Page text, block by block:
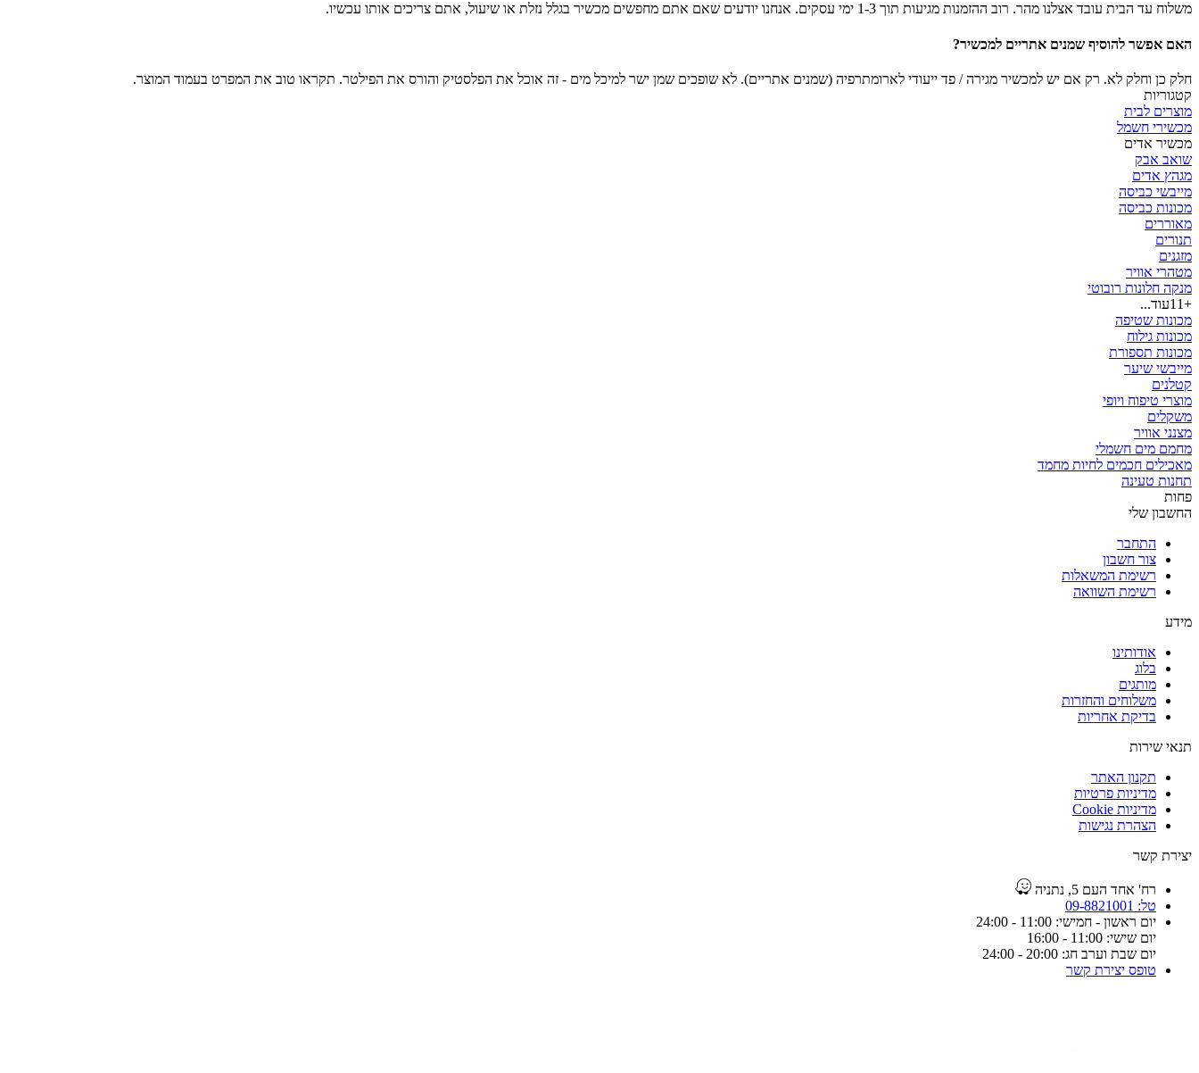
משלוח עד הבית עובד אצלנו מהר. רוב ההזמנות מגיעות תוך 1-3 ימי עסקים. אנחנו יודעים שאם אתם מחפשים מכשיר בגלל נזלת או שיעול, אתם צריכים אותו עכשיו.
האם אפשר להוסיף שמנים אתריים למכשיר?
חלק כן וחלק לא. רק אם יש למכשיר מגירה / פד ייעודי לארומתרפיה (שמנים אתריים). לא שופכים שמן ישר למיכל מים - זה אוכל את הפלסטיק והורס את הפילטר. תקראו טוב את המפרט בעמוד המוצר.
קטגוריות
מוצרים לבית
מכשירי חשמל
‏מכשיר אדים
שואב אבק
מגהץ אדים
מייבשי כביסה
מכונות כביסה
מאוררים
תנורים
מזגנים
מטהרי אוויר
מנקה חלונות רובוטי
+11
עוד...
מכונות שטיפה
מכונות גילוח
מכונות תספורת
מייבשי שיער
קטלנים
מוצרי טיפוח ויופי
משקלים
מצנני אוויר
מחמם מים חשמלי
מאכילים חכמים לחיות מחמד
תחנות טעינה
פחות
החשבון שלי
התחבר
צור חשבון
רשימת המשאלות
רשימת השוואה
מידע
אודותינו
בלוג
מותגים
משלוחים והחזרות
בדיקת אחריות
תנאי שירות
תקנון האתר
מדיניות פרטיות
מדיניות Cookie
הצהרת נגישות
יצירת קשר
רח' אחד העם 5, נתניה
טל: 09-8821001
יום ראשון - חמישי: 11:00 - 24:00
יום שישי: 11:00 - 16:00
יום שבת וערב חג: 20:00 - 24:00
טופס יצירת קשר